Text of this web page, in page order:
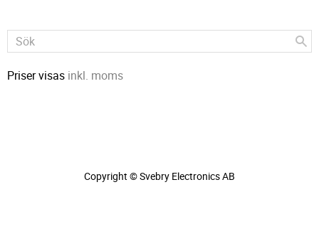
Priser visas inkl. moms
Copyright © Svebry Electronics AB